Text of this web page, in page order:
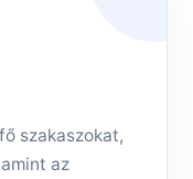
szakaszokat,
az